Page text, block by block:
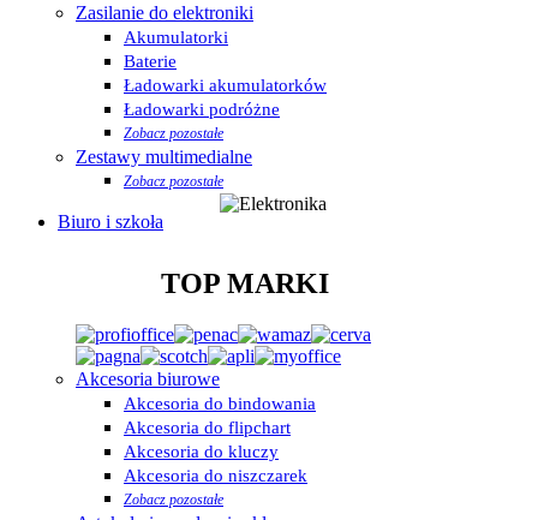
Zasilanie do elektroniki
Akumulatorki
Baterie
Ładowarki akumulatorków
Ładowarki podróżne
Zobacz pozostałe
Zestawy multimedialne
Zobacz pozostałe
Biuro i szkoła
TOP MARKI
Akcesoria biurowe
Akcesoria do bindowania
Akcesoria do flipchart
Akcesoria do kluczy
Akcesoria do niszczarek
Zobacz pozostałe